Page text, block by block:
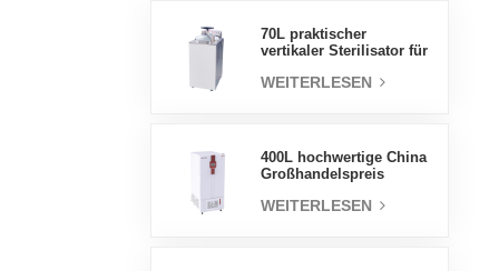
70L praktischer
vertikaler Sterilisator für
Design,
WEITERLESEN
400L hochwertige China
Großhandelspreis
Luftfeuchtigkeit stabile
WEITERLESEN